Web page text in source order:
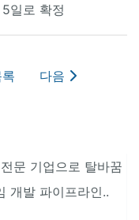
일로 확정
다음
전문 기업으로 탈바꿈
개발 파이프라인..